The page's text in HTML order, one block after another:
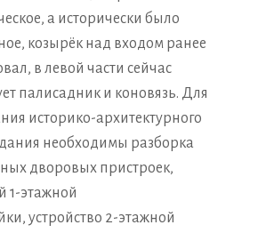
а исторически было
козырёк над входом ранее
в левой части сейчас
палисадник и коновязь. Для
историко-архитектурного
необходимы разборка
дворовых пристроек,
1-этажной
устройство 2-этажной